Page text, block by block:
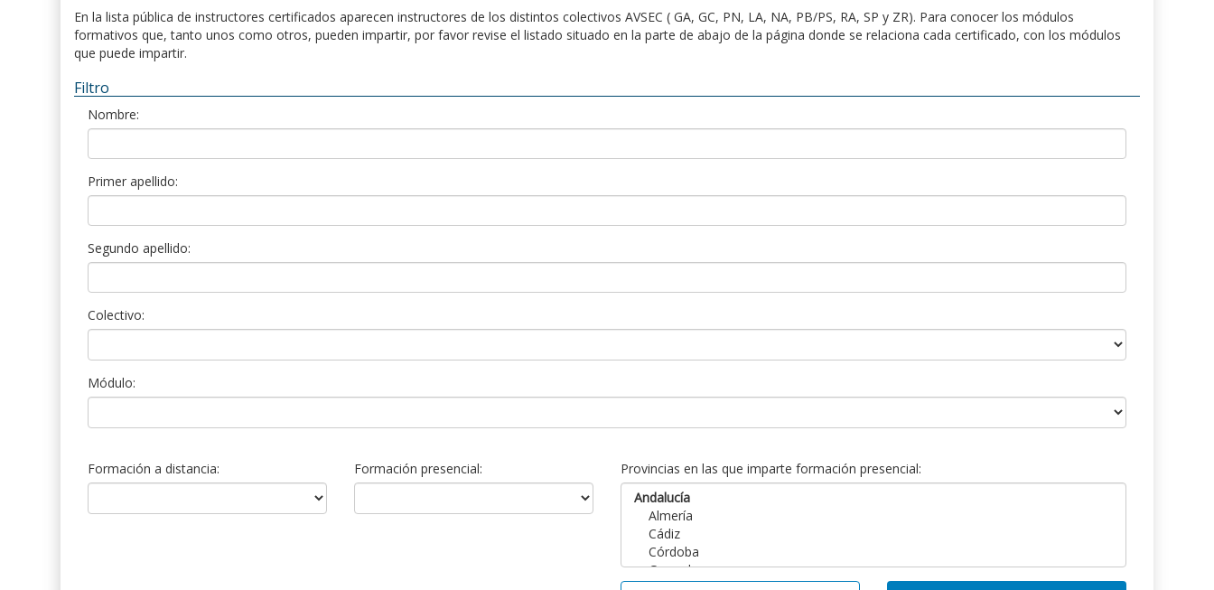
En la lista pública de instructores certificados aparecen instructores de los distintos colectivos AVSEC ( GA, GC, PN, LA, NA, PB/PS, RA, SP y ZR). Para conocer los módulos
formativos que, tanto unos como otros, pueden impartir, por favor revise el listado situado en la parte de abajo de la página donde se relaciona cada certificado, con los módulos
que puede impartir.
Filtro
Nombre:
Primer apellido:
Segundo apellido:
Colectivo:
Módulo:
Formación a distancia: Formación presencial: Provincias en las que imparte formación presencial: